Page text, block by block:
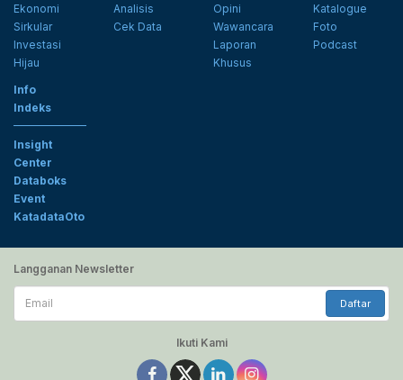
Ekonomi
Sirkular
Investasi
Hijau
Analisis
Cek Data
Opini
Wawancara
Laporan
Khusus
Katalogue
Foto
Podcast
Info
Indeks
Insight
Center
Databoks
Event
KatadataOto
Langganan Newsletter
Email
Daftar
Ikuti Kami